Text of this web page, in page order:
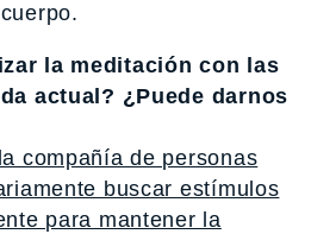
la meditación con las
actual? ¿Puede darnos
compañía de personas
buscar estímulos
para mantener la